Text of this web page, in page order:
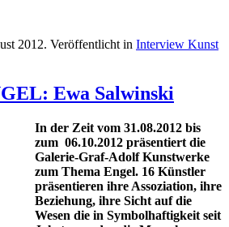
2012. Veröffentlicht in Interview Kunst
Ewa Salwinski
In der Zeit vom 31.08.2012 bis
zum 06.10.2012 präsentiert die
Galerie-Graf-Adolf Kunstwerke
zum Thema Engel. 16 Künstler
präsentieren ihre Assoziation, ihre
Beziehung, ihre Sicht auf die
Wesen die in Symbolhaftigkeit seit